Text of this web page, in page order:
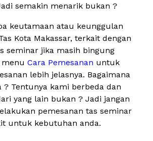
semakin menarik bukan ?
keutamaan atau keunggulan
Kota Makassar, terkait dengan
seminar jika masih bingung
Cara Pemesanan untuk
lebih jelasnya. Bagaimana
Tentunya kami berbeda dan
yang lain bukan ? Jadi jangan
pemesanan tas seminar
untuk kebutuhan anda.